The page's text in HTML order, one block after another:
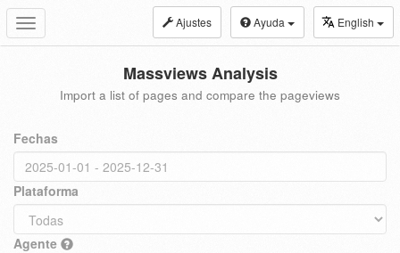
Toggle
navigation
Ajustes Ayuda English
Massviews Analysis
Import a list of pages and compare the pageviews
Fechas
Plataforma
Agente